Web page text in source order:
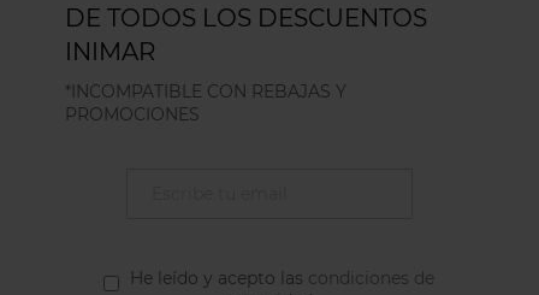
DE TODOS LOS DESCUENTOS
INIMAR
*INCOMPATIBLE CON REBAJAS Y
PROMOCIONES
He leído y acepto las condiciones de